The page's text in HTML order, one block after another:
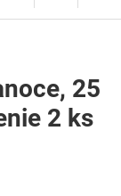
25
2 ks